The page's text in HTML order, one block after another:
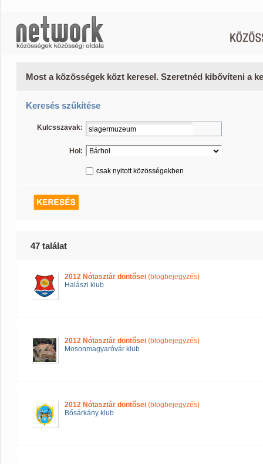
Most a közösségek közt keresel. Szeretnéd kibővíteni a
Keresés szűkítése
Kulcsszavak:
Hol:
csak nyitott közösségekben
47 találat
2012 Nótasztár döntősei (blogbejegyzés)
Halászi klub
2012 Nótasztár döntősei (blogbejegyzés)
Mosonmagyaróvár klub
2012 Nótasztár döntősei (blogbejegyzés)
Bősárkány klub